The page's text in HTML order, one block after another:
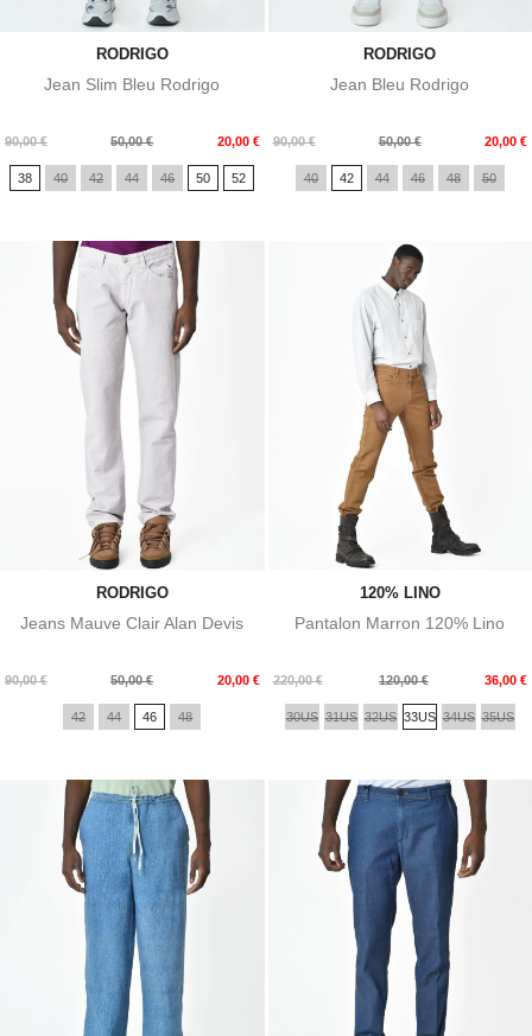
RODRIGO
Jean Slim Bleu Rodrigo
90,00 €
Prix
de
base
50,00 € 20,00 €
Prix
38 40 42 44 46 50 52
RODRIGO
Jean Bleu Rodrigo
90,00 €
Prix
50,00 € 20,00 €
Prix
40 42 44 46 48 50
RODRIGO
Jeans Mauve Clair Alan Devis
90,00 €
Prix
50,00 € 20,00 €
Prix
42 44 46 48
120% LINO
Pantalon Marron 120% Lino
220,00 €
Prix
de
base
120,00 € 36,00 €
Prix
30US 31US 32US 33US 34US 35US